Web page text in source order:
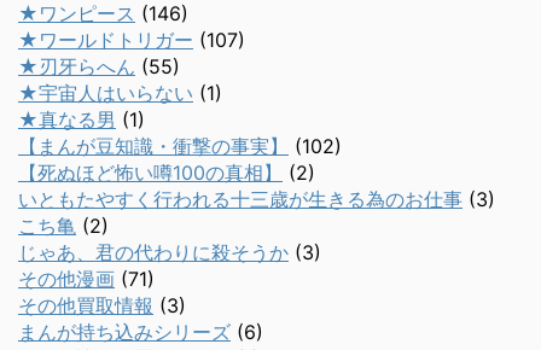
★ワンピース (146)
★ワールドトリガー (107)
★刃牙らへん (55)
★宇宙人はいらない (1)
★真なる男 (1)
【まんが豆知識・衝撃の事実】
(102)
【死ぬほど怖い噂100の真相】
(2)
いともたやすく行われる十三歳が生きる為のお仕事 (3)
こち亀 (2)
じゃあ、君の代わりに殺そうか (3)
その他漫画 (71)
その他買取情報 (3)
まんが持ち込みシリーズ (6)